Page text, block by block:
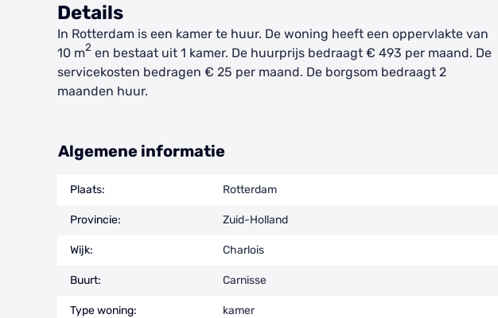
Details
In Rotterdam is een kamer te huur. De woning heeft een oppervlakte van
10 m2 en bestaat uit 1 kamer. De huurprijs bedraagt € 493 per maand. De
servicekosten bedragen € 25 per maand. De borgsom bedraagt 2
maanden huur.
Algemene informatie
Plaats: Rotterdam
Provincie: Zuid-Holland
Wijk: Charlois
Buurt: Carnisse
Type woning: kamer